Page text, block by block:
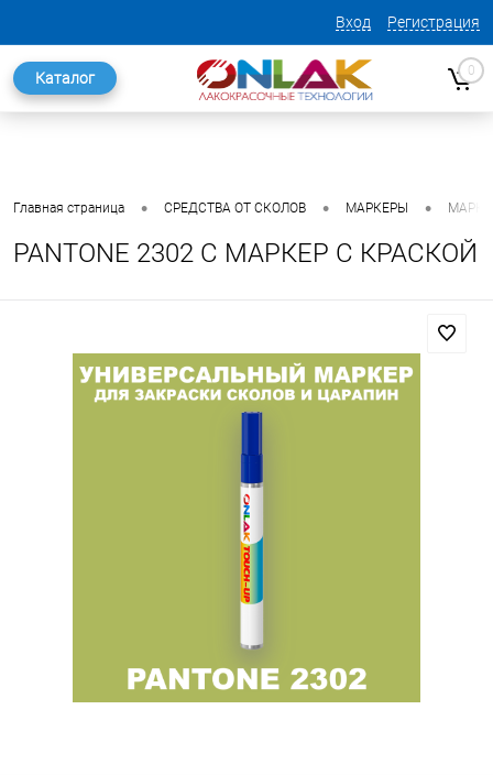
Вход Регистрация
Каталог 0
Главная страница • СРЕДСТВА ОТ СКОЛОВ • МАРКЕРЫ •
PANTONE 2302 C МАРКЕР С КРАСКОЙ